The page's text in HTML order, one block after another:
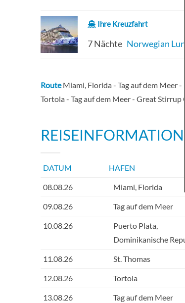
Ihre Kreuzfahrt
7 Nächte Norwegian Luna
RouteMiami, Florida - Tag auf dem Meer
Tortola - Tag auf dem Meer - Great
DATUM HAFEN
08.08.26 Miami, Florida
09.08.26 Tag auf dem Meer
10.08.26
Puerto Plata,
Dominikanische
11.08.26 St. Thomas
12.08.26 Tortola
13.08.26 Tag auf dem Meer